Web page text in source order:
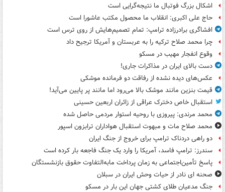
اشکال بزرگ فوتبال ما نتیجه‌گرایی است
حاج علی اکبری: انقلاب ما محصول مکتب عاشورا است
افشاگری برادرزاده ترامپ: تمام تصمیم‌هایش از روی ترس است
چرا محمد صلاح ترکیه را به عربستان و آمریکا ترجیح داد
وقوع انفجار مهیب در مسکو
دست بالای ایران در مذاکرات جاری!
عکس‌های دیده نشده از رفاقت دو فرمانده‌ موشکی
قیمت بنزین مانند موشک بالا می‌رود اما مانند پر پایین می‌آید!
استقبال خاص دخترک عراقی از زائران اربعین حسینی
محمد مرندی: پیروزی با روحیه استوار مردمی حاصل شده
محمد صلاح مات و مبهوت استقبال هواداران ترابزون اسپور
دو راهی دردناک ترامپ برای خروج از جنگ ایران
سندرز: ترامپ فاسد، آمریکا را وارد یک جنگ فاجعه بار کرده است
پاسخ تأمین‌اجتماعی به زمان پرداخت مابه‌التفاوت حقوق بازنشستگان
صحنه ای نادر از حیات وحش ایران در سبلان
جنگ مدعیان طلای کشتی جهان این بار در مسکو